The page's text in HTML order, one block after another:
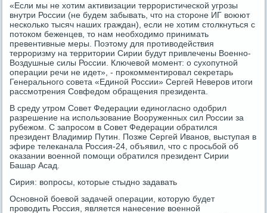
«Если мы не хотим активизации террористической угрозы
внутри России (не будем забывать, что на стороне ИГ воюют
несколько тысяч наших граждан), если не хотим столкнуться с
потоком беженцев, то нам необходимо принимать
превентивные меры. Поэтому для противодействия
терроризму на территории Сирии будут привлечены Военно-
Воздушные силы России. Ключевой момент: о сухопутной
операции речи не идет», - прокомментировал секретарь
Генерального совета «Единой России» Сергей Неверов итоги
рассмотрения Совфедом обращения президента.
В среду утром Совет Федерации единогласно одобрил
разрешение на использование Вооруженных сил России за
рубежом. С запросом в Совет Федерации обратился
президент Владимир Путин. Позже Сергей Иванов, выступая в
эфире телеканала Россия-24, объявил, что с просьбой об
оказании военной помощи обратился президент Сирии
Башар Асад.
Сирия: вопросы, которые стыдно задавать
Основной боевой задачей операции, которую будет
проводить Россия, является нанесение военной